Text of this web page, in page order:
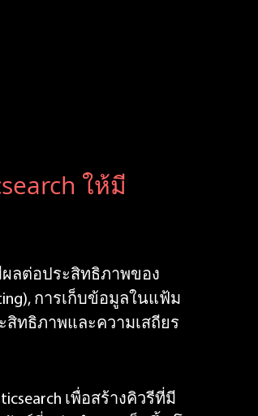
ให้มี
ลต่อประสิทธิภาพของ
การเก็บข้อมูลในแฟ้ม
สิทธิภาพและความเสถียร
เพื่อสร้างคิวรีที่มี